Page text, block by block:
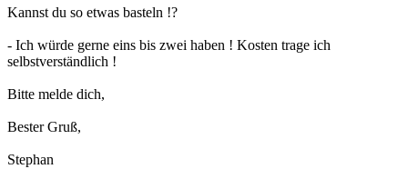
Kannst du so etwas basteln !?
- Ich würde gerne eins bis zwei haben ! Kosten trage ich
selbstverständlich !
Bitte melde dich,
Bester Gruß,
Stephan